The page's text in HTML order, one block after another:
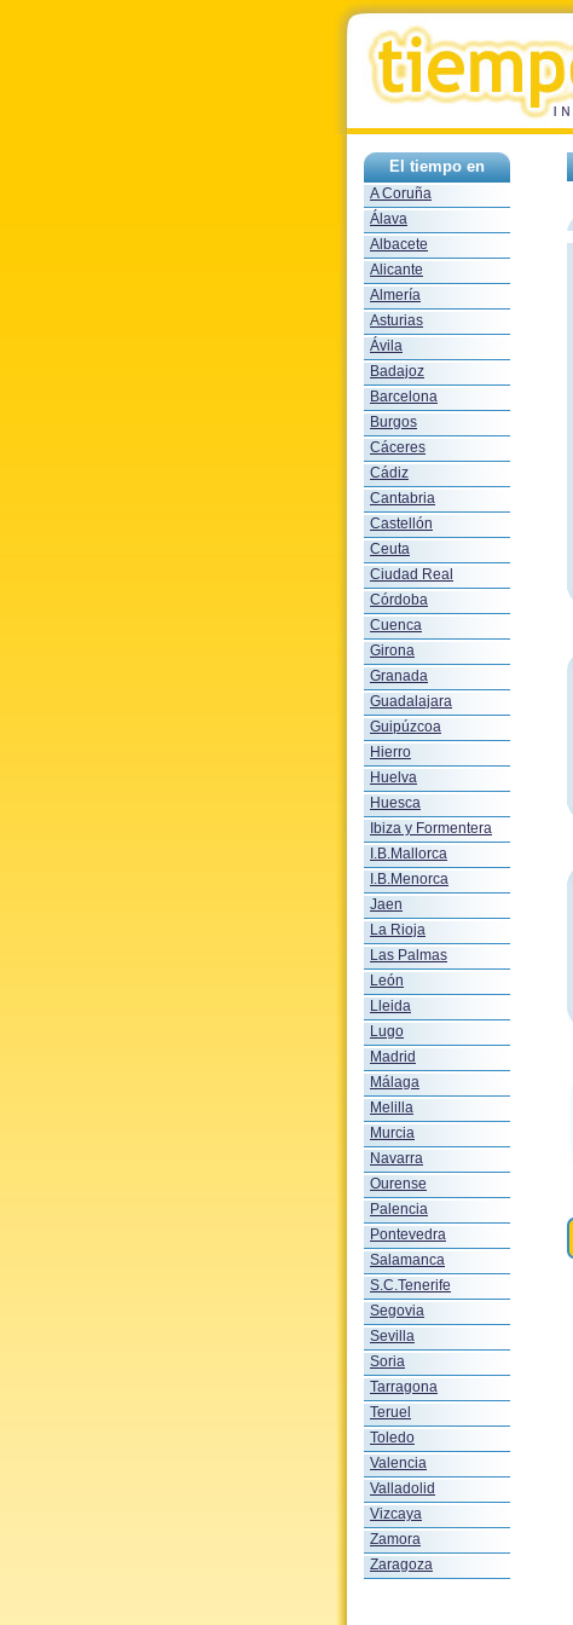
El tiempo en
A Coruña
Álava
Albacete
Alicante
Almería
Asturias
Ávila
Badajoz
Barcelona
Burgos
Cáceres
Cádiz
Cantabria
Castellón
Ceuta
Ciudad Real
Córdoba
Cuenca
Girona
Granada
Guadalajara
Guipúzcoa
Hierro
Huelva
Huesca
Ibiza y Formentera
I.B.Mallorca
I.B.Menorca
Jaen
La Rioja
Las Palmas
León
Lleida
Lugo
Madrid
Málaga
Melilla
Murcia
Navarra
Ourense
Palencia
Pontevedra
Salamanca
S.C.Tenerife
Segovia
Sevilla
Soria
Tarragona
Teruel
Toledo
Valencia
Valladolid
Vizcaya
Zamora
Zaragoza